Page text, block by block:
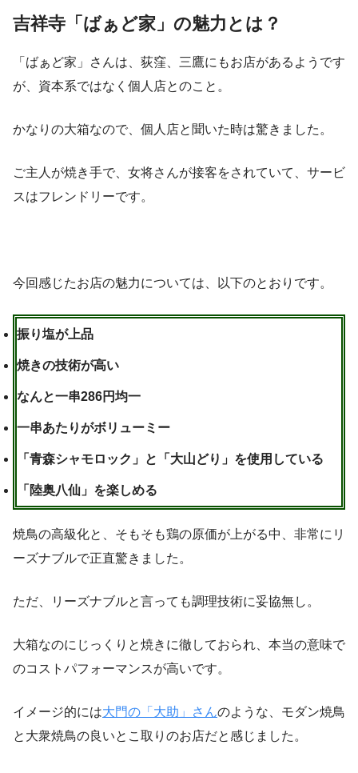
吉祥寺「ばぁど家」の魅力とは？
「ばぁど家」さんは、荻窪、三鷹にもお店があるようです
が、資本系ではなく個人店とのこと。
かなりの大箱なので、個人店と聞いた時は驚きました。
ご主人が焼き手で、女将さんが接客をされていて、サービ
スはフレンドリーです。
今回感じたお店の魅力については、以下のとおりです。
振り塩が上品
焼きの技術が高い
なんと一串286円均一
一串あたりがボリューミー
「青森シャモロック」と「大山どり」を使用している
「陸奥八仙」を楽しめる
焼鳥の高級化と、そもそも鶏の原価が上がる中、非常にリ
ーズナブルで正直驚きました。
ただ、リーズナブルと言っても調理技術に妥協無し。
大箱なのにじっくりと焼きに徹しておられ、本当の意味で
のコストパフォーマンスが高いです。
イメージ的には大門の「大助」さんのような、モダン焼鳥
と大衆焼鳥の良いとこ取りのお店だと感じました。